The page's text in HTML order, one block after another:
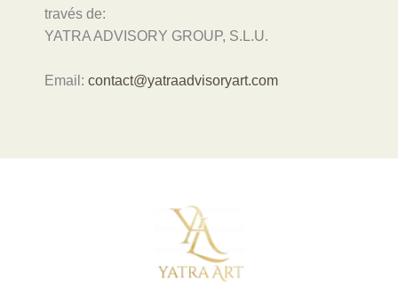
través de:
YATRA ADVISORY GROUP, S.L.U.
Email: contact@yatraadvisoryart.com